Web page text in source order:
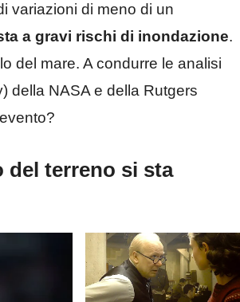
variazioni di meno di un
a gravi rischi di inondazione.
del mare. A condurre le analisi
della NASA e della Rutgers
del terreno si sta